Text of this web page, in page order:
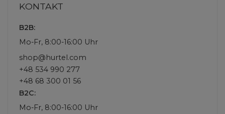
KONTAKT
B2B:
Mo-Fr, 8:00-16:00 Uhr
shop@hurtel.com
+48 534 990 277
+48 68 300 01 56
B2C:
Mo-Fr, 8:00-16:00 Uhr